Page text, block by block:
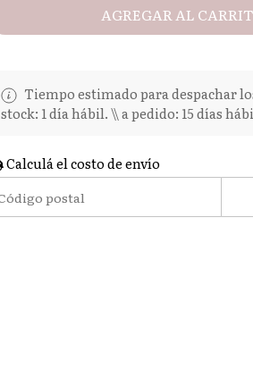
AGREGAR AL
Tiempo estimado para despachar
stock: 1 día hábil. \\ a pedido: 15 días
Calculá el costo de envío